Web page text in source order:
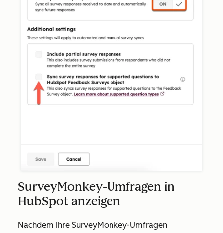
SurveyMonkey-Umfragen in
HubSpot anzeigen
Nachdem Ihre SurveyMonkey-Umfragen